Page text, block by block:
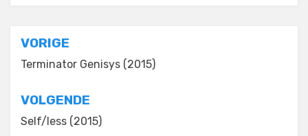
Bericht
navigatie
VORIGE
Terminator Genisys (2015)
VOLGENDE
Self/less (2015)